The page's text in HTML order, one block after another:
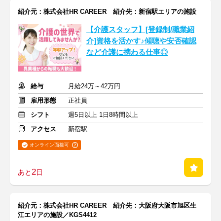
紹介元：株式会社HR CAREER 紹介先：新宿駅エリアの施設
【介護スタッフ】[登録制/職業紹
介]資格を活かす♪傾聴や安否確認
など介護に携わる仕事◎
給与
月給24万～42万円
雇用形態
正社員
シフト
週5日以上 1日8時間以上
アクセス
新宿駅
オンライン面接可
あと2日
紹介元：株式会社HR CAREER 紹介先：大阪府大阪市旭区生
江エリアの施設／KGS4412